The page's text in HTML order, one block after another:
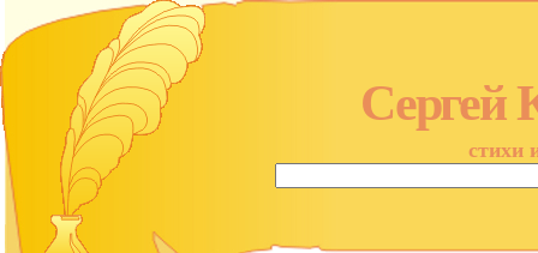
Сергей
стихи